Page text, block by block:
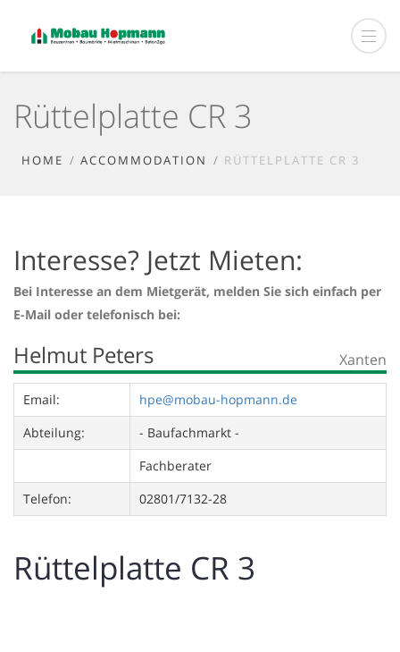
Rüttelplatte CR 3
HOME ACCOMMODATION RÜTTELPLATTE CR 3
Interesse? Jetzt Mieten:
Bei Interesse an dem Mietgerät, melden Sie sich einfach per
E-Mail oder telefonisch bei:
Helmut Peters Xanten
Email:
hpe@mobau-hopmann.de
Abteilung:
- Baufachmarkt -
Fachberater
Telefon:
02801/7132-28
Rüttelplatte CR 3